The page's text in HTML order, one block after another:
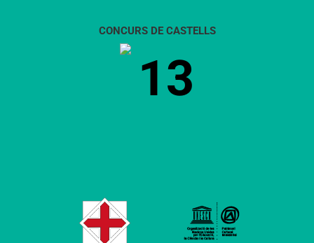
CONCURS DE CASTELLS
13